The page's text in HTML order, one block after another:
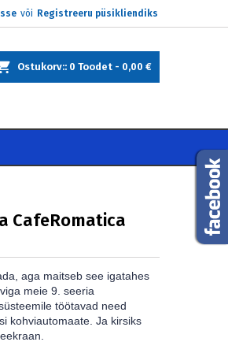
või Registreeru püsikliendiks
Ostukorv: 0 Toodet - 0,00 €
CafeRomatica
aga maitseb see igatahes
meie 9. seeria
töötavad need
kohviautomaate. Ja kirsiks